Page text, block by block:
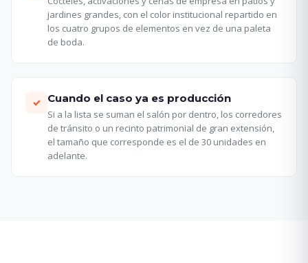
jardines grandes, con el color institucional repartido en
los cuatro grupos de elementos en vez de una paleta
de boda.
✓ Cuando el caso ya es producción
Si a la lista se suman el salón por dentro, los corredores
de tránsito o un recinto patrimonial de gran extensión,
el tamaño que corresponde es el de 30 unidades en
adelante.